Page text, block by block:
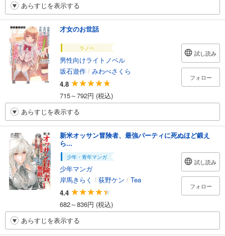
あらすじを表示する
才女のお世話
ラノベ
男性向けライトノベル
坂石遊作 / みわべさくら
4.8
715～792円 (税込)
試し読み
フォロー
あらすじを表示する
新米オッサン冒険者、最強パーティに死ぬほど鍛え
ら...
少年・青年マンガ
少年マンガ
岸馬きらく / 荻野ケン / Tea
4.4
682～836円 (税込)
試し読み
フォロー
あらすじを表示する